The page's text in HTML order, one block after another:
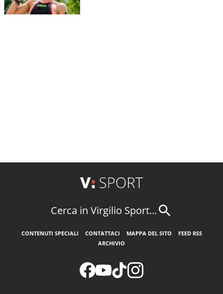
Cerca in Virgilio Sport...
CONTENUTI SPECIALI CONTATTACI MAPPA DEL SITO
FEED RSS
ARCHIVIO